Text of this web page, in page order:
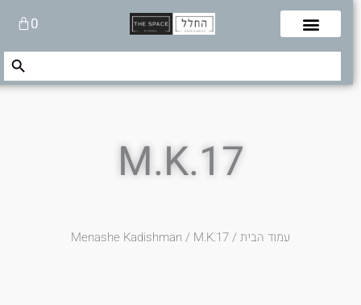
0עגלת
קניות
Search
Search Button
M.K.17
עמוד הבית/
Menashe Kadishman/ M.K.17